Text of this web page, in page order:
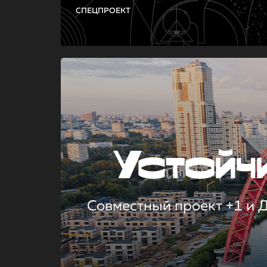
СПЕЦПРОЕКТ
Совместный проект +1 и